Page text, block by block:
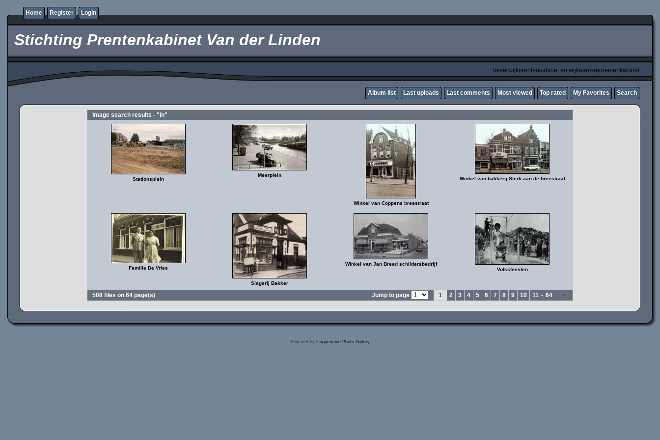
Home Register Login
Stichting Prentenkabinet Van der Linden
beverwijkprentenkabinet en wijkaanzeeprentenkabinet
Album list Last uploads Last comments Most viewed Top rated My Favorites Search
Image search results - "in"
Stationsplein
Meerplein
Winkel van Coppens breestraat
Winkel van bakkerij Sterk aan de breestraat
Familie De Vries
Slagerij Bakker
Winkel van Jan Breed schildersbedrijf
Volksfeesten
508 files on 64 page(s) Jump to page 1 2 3 4 5 6 7 8 9 10 11 - 64
Powered by Coppermine Photo Gallery